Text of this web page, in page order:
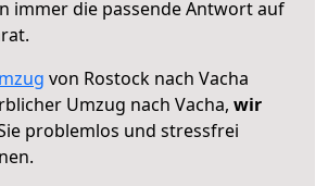
immer die passende Antwort auf
von Rostock nach Vacha
Umzug nach Vacha, wir
problemlos und stressfrei